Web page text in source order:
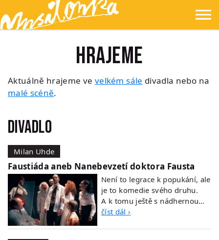
Přejít na hlavní obsah
Přejít na navigaci
Přejít na hledání
Ypsilonka ☰
Hrajeme
Aktuálně hrajeme ve velkém sále divadla nebo na
malé scéně.
Divadlo
Milan Uhde
Faustiáda aneb Nanebevzetí doktora Fausta
Není to legrace k popukání, ale
je to komedie svého druhu.
A k tomu ještě s nádhernou…
číst dál ›